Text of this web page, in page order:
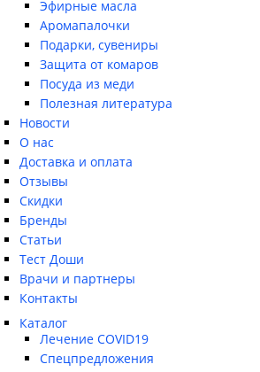
Эфирные масла
Аромапалочки
Подарки, сувениры
Защита от комаров
Посуда из меди
Полезная литература
Новости
О нас
Доставка и оплата
Отзывы
Скидки
Бренды
Статьи
Тест Доши
Врачи и партнеры
Контакты
Каталог
Лечение COVID19
Спецпредложения